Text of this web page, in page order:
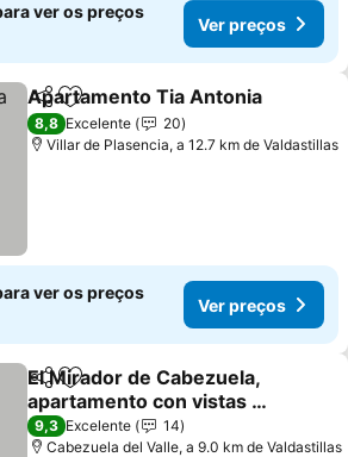
ver os preços
Ver preços
PartilharAdicionar aos favoritos
Apartamento Tia Antonia
8,8 Excelente
20
Villar de Plasencia, a 12.7 km de Valdastillas
ver os preços
Ver preços
PartilharAdicionar aos favoritos
El Mirador de Cabezuela,
apartamento con vistas al
Valle del Jerte
9,3 Excelente
14
Cabezuela del Valle, a 9.0 km de Valdastillas